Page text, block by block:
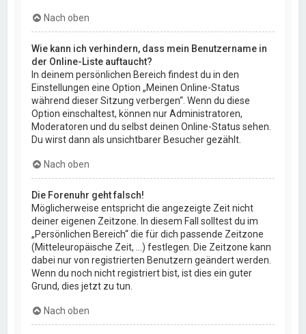
Nach oben
Wie kann ich verhindern, dass mein Benutzername in
der Online-Liste auftaucht?
In deinem persönlichen Bereich findest du in den
Einstellungen eine Option „Meinen Online-Status
während dieser Sitzung verbergen“. Wenn du diese
Option einschaltest, können nur Administratoren,
Moderatoren und du selbst deinen Online-Status sehen.
Du wirst dann als unsichtbarer Besucher gezählt.
Nach oben
Die Forenuhr geht falsch!
Möglicherweise entspricht die angezeigte Zeit nicht
deiner eigenen Zeitzone. In diesem Fall solltest du im
„Persönlichen Bereich“ die für dich passende Zeitzone
(Mitteleuropäische Zeit, ...) festlegen. Die Zeitzone kann
dabei nur von registrierten Benutzern geändert werden.
Wenn du noch nicht registriert bist, ist dies ein guter
Grund, dies jetzt zu tun.
Nach oben